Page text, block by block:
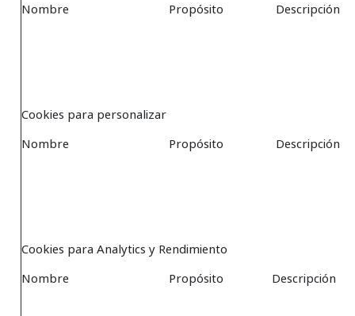
Nombre
Propósito Descripción
Cookies para personalizar
Nombre
Propósito Descripción
Cookies para Analytics y Rendimiento
Nombre
Propósito Descripción